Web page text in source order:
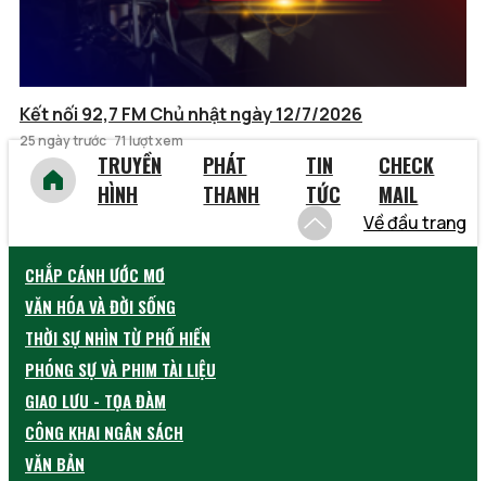
Kết nối 92,7 FM Chủ nhật ngày 12/7/2026
25 ngày trước 71 lượt xem
TRUYỀN
HÌNH
PHÁT
THANH
TIN
TỨC
CHECK
MAIL
Về đầu trang
CHẮP CÁNH ƯỚC MƠ
VĂN HÓA VÀ ĐỜI SỐNG
THỜI SỰ NHÌN TỪ PHỐ HIẾN
PHÓNG SỰ VÀ PHIM TÀI LIỆU
GIAO LƯU - TỌA ĐÀM
CÔNG KHAI NGÂN SÁCH
VĂN BẢN